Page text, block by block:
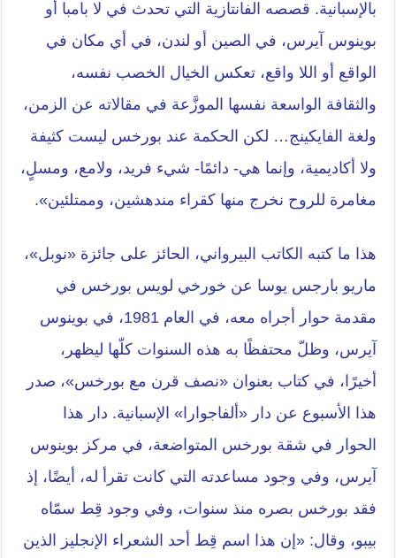
بالإسبانية. قصصه الفانتازية التي تحدث في لا بامبا أو
بوينوس آيرس، في الصين أو لندن، في أي مكان في
الواقع أو اللا واقع، تعكس الخيال الخصب نفسه،
والثقافة الواسعة نفسها الموزَّعة في مقالاته عن الزمن،
ولغة الفايكينج… لكن الحكمة عند بورخس ليست كثيفة
ولا أكاديمية، وإنما هي- دائمًا- شيء فريد، ولامع، ومسلٍ،
مغامرة للروح نخرج منها كقراء مندهشين، وممتلئين».
هذا ما كتبه الكاتب البيرواني، الحائز على جائزة «نوبل»،
ماريو بارجس يوسا عن خورخي لويس بورخس في
مقدمة حوار أجراه معه، في العام 1981، في بوينوس
آيرس، وظلّ محتفظًا به هذه السنوات كلّها ليظهر،
أخيرًا، في كتاب بعنوان «نصف قرن مع بورخس»، صدر
هذا الأسبوع عن دار «ألفاجوارا» الإسبانية. دار هذا
الحوار في شقة بورخس المتواضعة، في مركز بوينوس
آيرس، وفي وجود مساعدته التي كانت تقرأ له، أيضًا، إذ
فقد بورخس بصره منذ سنوات، وفي وجود قِط سمّاه
بيبو، وقال: «إن هذا اسم قِط أحد الشعراء الإنجليز الذين